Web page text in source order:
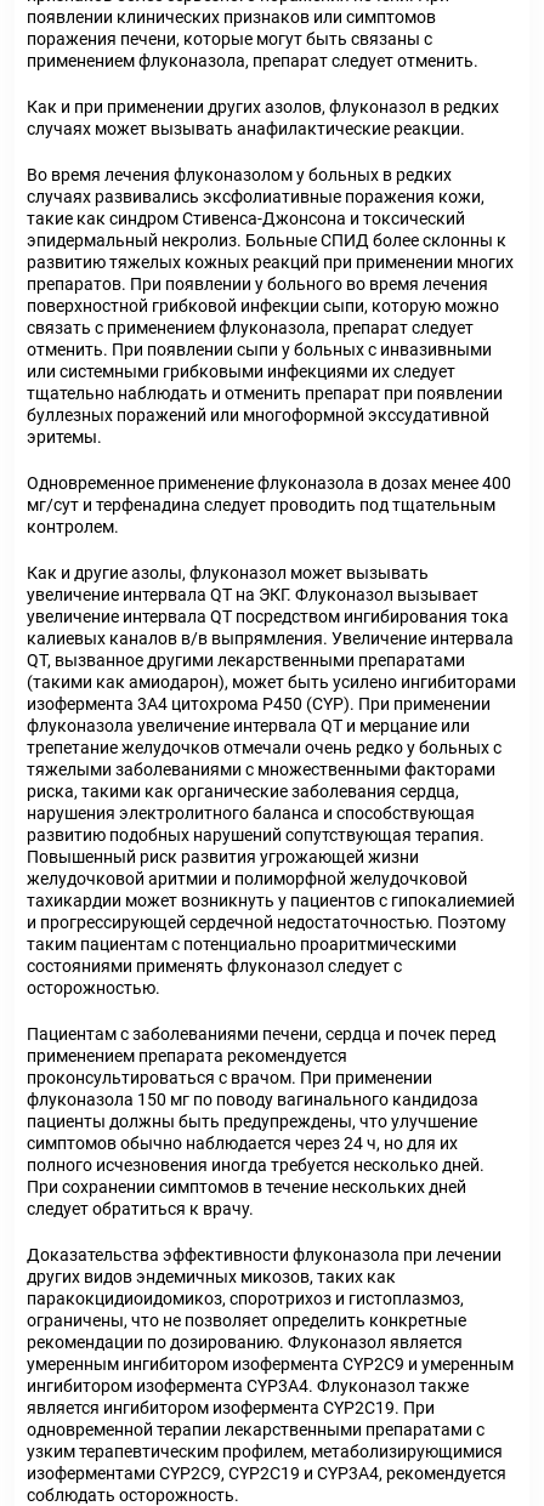
появлении клинических признаков или симптомов
поражения печени, которые могут быть связаны с
применением флуконазола, препарат следует отменить.
Как и при применении других азолов, флуконазол в редких
случаях может вызывать анафилактические реакции.
Во время лечения флуконазолом у больных в редких
случаях развивались эксфолиативные поражения кожи,
такие как синдром Стивенса-Джонсона и токсический
эпидермальный некролиз. Больные СПИД более склонны к
развитию тяжелых кожных реакций при применении многих
препаратов. При появлении у больного во время лечения
поверхностной грибковой инфекции сыпи, которую можно
связать с применением флуконазола, препарат следует
отменить. При появлении сыпи у больных с инвазивными
или системными грибковыми инфекциями их следует
тщательно наблюдать и отменить препарат при появлении
буллезных поражений или многоформной экссудативной
эритемы.
Одновременное применение флуконазола в дозах менее 400
мг/сут и терфенадина следует проводить под тщательным
контролем.
Как и другие азолы, флуконазол может вызывать
увеличение интервала QT на ЭКГ. Флуконазол вызывает
увеличение интервала QT посредством ингибирования тока
калиевых каналов в/в выпрямления. Увеличение интервала
QT, вызванное другими лекарственными препаратами
(такими как амиодарон), может быть усилено ингибиторами
изофермента 3A4 цитохрома P450 (CYP). При применении
флуконазола увеличение интервала QT и мерцание или
трепетание желудочков отмечали очень редко у больных с
тяжелыми заболеваниями с множественными факторами
риска, такими как органические заболевания сердца,
нарушения электролитного баланса и способствующая
развитию подобных нарушений сопутствующая терапия.
Повышенный риск развития угрожающей жизни
желудочковой аритмии и полиморфной желудочковой
тахикардии может возникнуть у пациентов с гипокалиемией
и прогрессирующей сердечной недостаточностью. Поэтому
таким пациентам с потенциально проаритмическими
состояниями применять флуконазол следует с
осторожностью.
Пациентам с заболеваниями печени, сердца и почек перед
применением препарата рекомендуется
проконсультироваться с врачом. При применении
флуконазола 150 мг по поводу вагинального кандидоза
пациенты должны быть предупреждены, что улучшение
симптомов обычно наблюдается через 24 ч, но для их
полного исчезновения иногда требуется несколько дней.
При сохранении симптомов в течение нескольких дней
следует обратиться к врачу.
Доказательства эффективности флуконазола при лечении
других видов эндемичных микозов, таких как
паракокцидиоидомикоз, споротрихоз и гистоплазмоз,
ограничены, что не позволяет определить конкретные
рекомендации по дозированию. Флуконазол является
умеренным ингибитором изофермента CYP2C9 и умеренным
ингибитором изофермента CYP3A4. Флуконазол также
является ингибитором изофермента CYP2C19. При
одновременной терапии лекарственными препаратами с
узким терапевтическим профилем, метаболизирующимися
изоферментами CYP2C9, CYP2C19 и CYP3A4, рекомендуется
соблюдать осторожность.